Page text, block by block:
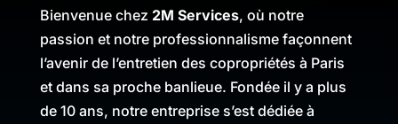
Bienvenue chez 2M Services, où notre
passion et notre professionnalisme façonnent
l’avenir de l’entretien des copropriétés à Paris
et dans sa proche banlieue. Fondée il y a plus
de 10 ans, notre entreprise s’est dédiée à